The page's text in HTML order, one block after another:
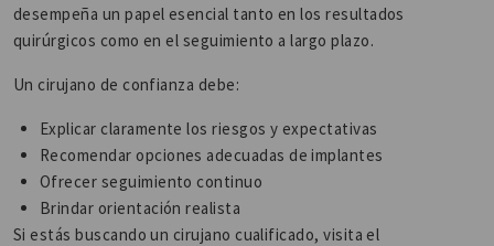
desempeña un papel esencial tanto en los resultados
quirúrgicos como en el seguimiento a largo plazo.
Un cirujano de confianza debe:
Explicar claramente los riesgos y expectativas
Recomendar opciones adecuadas de implantes
Ofrecer seguimiento continuo
Brindar orientación realista
Si estás buscando un cirujano cualificado, visita el